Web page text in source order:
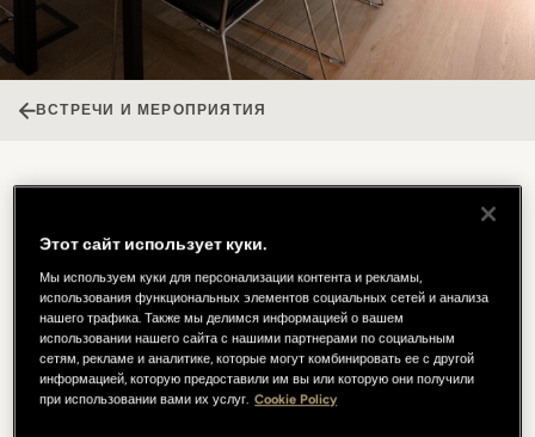
ВСТРЕЧИ И МЕРОПРИЯТИЯ
Sala Guarnieri – это идеальное место для совещаний, где
элегантность и функциональность находятся в идеальном
равновесии. Изысканные белые, деревянные и синие тона
создают утонченную атмосферу, которая поддерживается
передовыми технологиями для того, чтобы гарантировать
безупречное проведение мероприятия. Еще более
Этот сайт использует куки.
Мы используем куки для персонализации контента и рекламы,
использования функциональных элементов социальных сетей и анализа
нашего трафика. Также мы делимся информацией о вашем
использовании нашего сайта с нашими партнерами по социальным
сетям, рекламе и аналитике, которые могут комбинировать ее с другой
информацией, которую предоставили им вы или которую они получили
при использовании вами их услуг. Cookie Policy